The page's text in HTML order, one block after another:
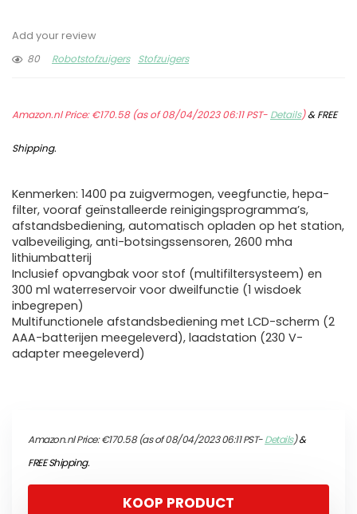
Add your review
80
Robotstofzuigers Stofzuigers
Amazon.nl Price:€170.58(as of 08/04/2023 06:11 PST- Details)&FREE
Shipping.
Kenmerken: 1400 pa zuigvermogen, veegfunctie, hepa-
filter, vooraf geïnstalleerde reinigingsprogramma’s,
afstandsbediening, automatisch opladen op het station,
valbeveiliging, anti-botsingssensoren, 2600 mha
lithiumbatterij
Inclusief opvangbak voor stof (multifiltersysteem) en
300 ml waterreservoir voor dweilfunctie (1 wisdoek
inbegrepen)
Multifunctionele afstandsbediening met LCD-scherm (2
AAA-batterijen meegeleverd), laadstation (230 V-
adapter meegeleverd)
Amazon.nl Price:€170.58(as of 08/04/2023 06:11 PST-Details)&
FREE Shipping.
KOOP PRODUCT